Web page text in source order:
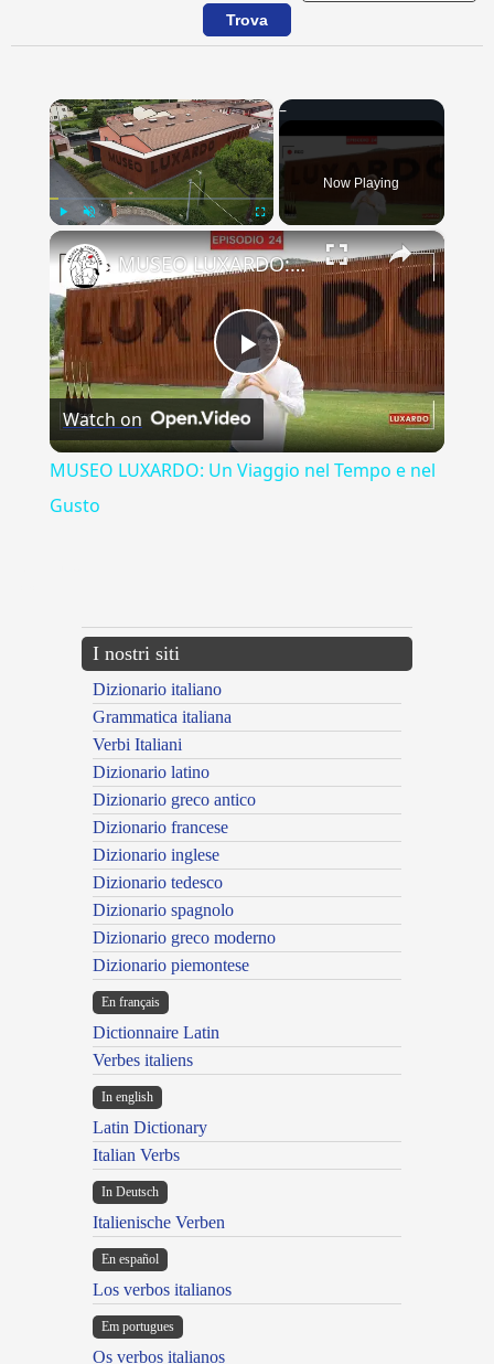
×
Fullscreen
Now Playing
×
Play
Video
MUSEO LUXARDO: Un Viaggio nel Tempo e nel Gusto
Watch on
MUSEO LUXARDO: Un Viaggio nel Tempo e nel
Gusto
I nostri siti
Dizionario italiano
Grammatica italiana
Verbi Italiani
Dizionario latino
Dizionario greco antico
Dizionario francese
Dizionario inglese
Dizionario tedesco
Dizionario spagnolo
Dizionario greco moderno
Dizionario piemontese
En français
Dictionnaire Latin
Verbes italiens
In english
Latin Dictionary
Italian Verbs
In Deutsch
Italienische Verben
En español
Los verbos italianos
Em portugues
Os verbos italianos